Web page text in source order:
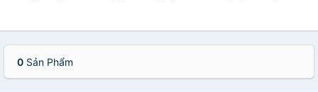
0 Sản Phẩm